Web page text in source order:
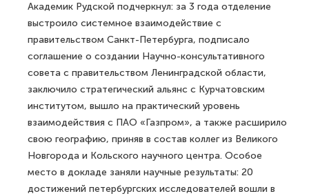
Академик Рудской подчеркнул: за 3 года отделение
выстроило системное взаимодействие с
правительством Санкт-Петербурга, подписало
соглашение о создании Научно-консультативного
совета с правительством Ленинградской области,
заключило стратегический альянс с Курчатовским
институтом, вышло на практический уровень
взаимодействия с ПАО «Газпром», а также расширило
свою географию, приняв в состав коллег из Великого
Новгорода и Кольского научного центра. Особое
место в докладе заняли научные результаты: 20
достижений петербургских исследователей вошли в